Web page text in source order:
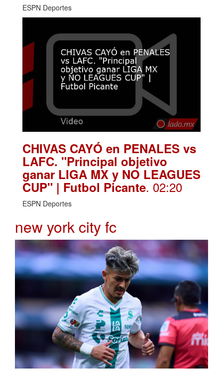
ESPN Deportes
CHIVAS CAYÓ en PENALES vs
LAFC. "Principal objetivo
ganar LIGA MX y NO LEAGUES
CUP" | Futbol Picante. 02:20
ESPN Deportes
new york city fc